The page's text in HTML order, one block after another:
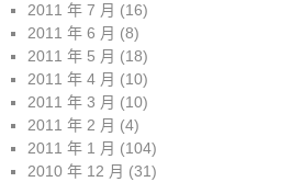
2011 年 7 月 (16)
2011 年 6 月 (8)
2011 年 5 月 (18)
2011 年 4 月 (10)
2011 年 3 月 (10)
2011 年 2 月 (4)
2011 年 1 月 (104)
2010 年 12 月 (31)